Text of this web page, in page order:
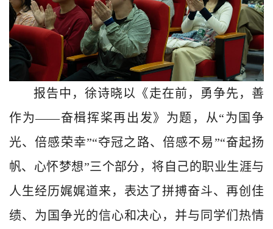
报告中，徐诗晓以《走在前，勇争先，善
作为——奋楫挥桨再出发》为题，从“为国争
光、倍感荣幸”“夺冠之路、倍感不易”“奋起扬
帆、心怀梦想”三个部分，将自己的职业生涯与
人生经历娓娓道来，表达了拼搏奋斗、再创佳
绩、为国争光的信心和决心，并与同学们热情